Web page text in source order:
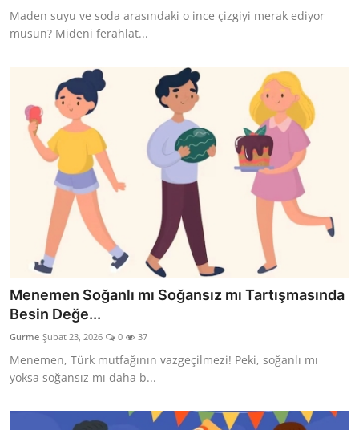
Maden suyu ve soda arasındaki o ince çizgiyi merak ediyor
musun? Mideni ferahlat...
Menemen Soğanlı mı Soğansız mı Tartışmasında
Besin Değe...
Gurme Şubat 23, 2026 0 37
Menemen, Türk mutfağının vazgeçilmezi! Peki, soğanlı mı
yoksa soğansız mı daha b...